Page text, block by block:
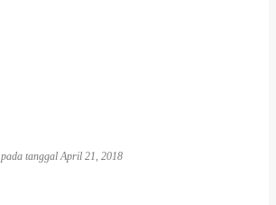
pada tanggalApril 21, 2018